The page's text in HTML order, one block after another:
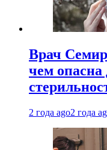
Врач
чем опасна
2 года ago2 года